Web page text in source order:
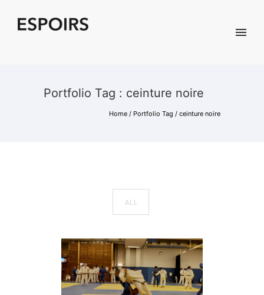
Portfolio Tag : ceinture noire
Home / Portfolio Tag / ceinture noire
ALL
Judo